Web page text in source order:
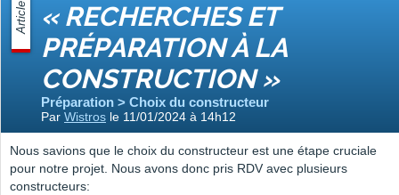
Article « RECHERCHES ET
PRÉPARATION À LA
CONSTRUCTION »
Préparation > Choix du constructeur
Par Wistros le 11/01/2024 à 14h12
Nous savions que le choix du constructeur est une étape cruciale
pour notre projet. Nous avons donc pris RDV avec plusieurs
constructeurs: